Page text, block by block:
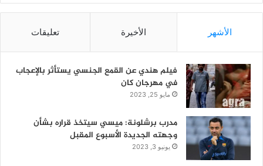
الأشهر الأخيرة تعليقات
فيلم هندي عن القمع الجنسي يستأثر بالإعجاب
في مهرجان كان
مايو 25, 2023
مدرب برشلونة: ميسي سيتخذ قراره بشأن
وجهته الجديدة الأسبوع المقبل
يونيو 3, 2023